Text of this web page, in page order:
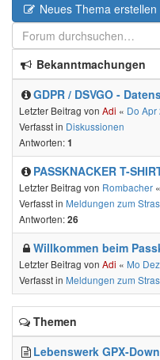
Neues Thema erstellen
Bekanntmachungen
GDPR / DSVGO -
Letzter Beitrag von Adi « Do Apr
Verfasst in Diskussionen
Antworten:1
PASSKNACKER T-
Letzter Beitrag von Rombacher «
Verfasst in Meldungen zum
Antworten:26
Willkommen beim
Letzter Beitrag von Adi « Mo
Verfasst in Meldungen zum
Themen
Lebenswerk GPX-